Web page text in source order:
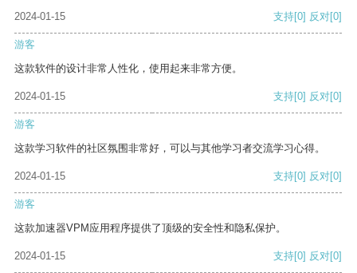
2024-01-15 支持[0] 反对[0]
游客
这款软件的设计非常人性化，使用起来非常方便。
2024-01-15 支持[0] 反对[0]
游客
这款学习软件的社区氛围非常好，可以与其他学习者交流学习心得。
2024-01-15 支持[0] 反对[0]
游客
这款加速器VPM应用程序提供了顶级的安全性和隐私保护。
2024-01-15 支持[0] 反对[0]